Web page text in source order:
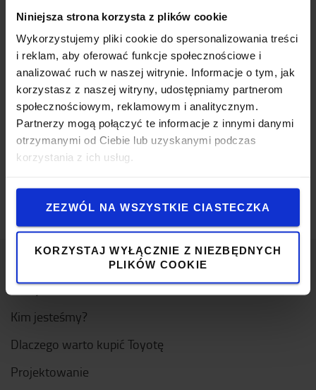
Niniejsza strona korzysta z plików cookie
Wykorzystujemy pliki cookie do spersonalizowania treści
i reklam, aby oferować funkcje społecznościowe i
analizować ruch w naszej witrynie. Informacje o tym, jak
korzystasz z naszej witryny, udostępniamy partnerom
społecznościowym, reklamowym i analitycznym.
Partnerzy mogą połączyć te informacje z innymi danymi
otrzymanymi od Ciebie lub uzyskanymi podczas
korzystania z ich usług.
ZEZWÓL NA WSZYSTKIE CIASTECZKA
KORZYSTAJ WYŁĄCZNIE Z NIEZBĘDNYCH
PLIKÓW COOKIE
Inwentaryzacja towaru
Skaner bezpieczeństwa
Obsługa przy pomocy pilota
Zasilanie w transporterach Radioshuttle
O Toyocie
Kim jesteśmy?
Dlaczego warto kupić Toyotę
Projektowanie